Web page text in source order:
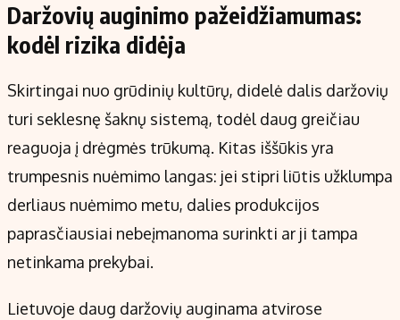
Daržovių auginimo pažeidžiamumas:
kodėl rizika didėja
Skirtingai nuo grūdinių kultūrų, didelė dalis daržovių
turi seklesnę šaknų sistemą, todėl daug greičiau
reaguoja į drėgmės trūkumą. Kitas iššūkis yra
trumpesnis nuėmimo langas: jei stipri liūtis užklumpa
derliaus nuėmimo metu, dalies produkcijos
paprasčiausiai nebeįmanoma surinkti ar ji tampa
netinkama prekybai.
Lietuvoje daug daržovių auginama atvirose